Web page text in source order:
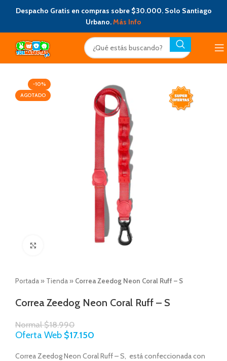
Despacho Gratis en compras sobre $30.000. Solo Santiago
Urbano.Más Info
-10%
AGOTADO
Portada » Tienda » Correa Zeedog Neon Coral Ruff – S
Correa Zeedog Neon Coral Ruff – S
Normal$18.990
Oferta Web $17.150
Correa Zeedog Neon Coral Ruff – S, está confeccionada con